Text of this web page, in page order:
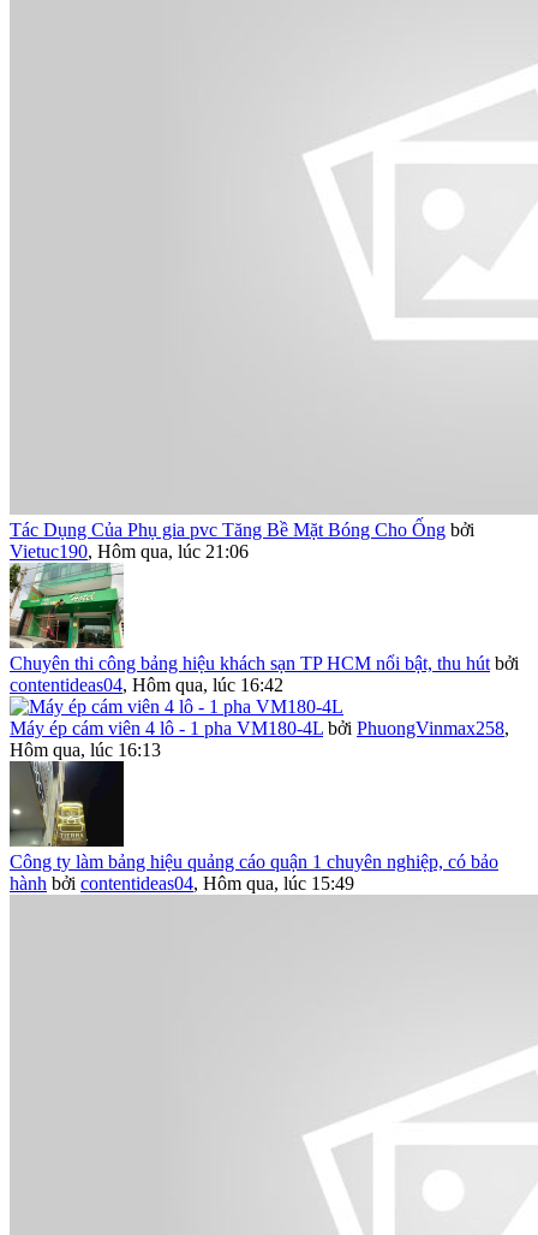
Tác Dụng Của Phụ gia pvc Tăng Bề Mặt Bóng Cho Ống bởi
Vietuc190, Hôm qua, lúc 21:06
Chuyên thi công bảng hiệu khách sạn TP HCM nổi bật, thu hút bởi
contentideas04, Hôm qua, lúc 16:42
Máy ép cám viên 4 lô - 1 pha VM180-4L bởi PhuongVinmax258,
Hôm qua, lúc 16:13
Công ty làm bảng hiệu quảng cáo quận 1 chuyên nghiệp, có bảo
hành bởi contentideas04, Hôm qua, lúc 15:49